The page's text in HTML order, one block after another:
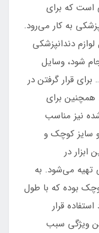
است که برای
به کار می‌رود.
دندانپزشکی
شود، وسایل
قرار گرفتن در
همچنین برای
نیز مناسب
سایز کوچک و
در
تهیه می‌شود. به
بوده که با طول
متر مورد استفاده قرار
ویژگی سبب